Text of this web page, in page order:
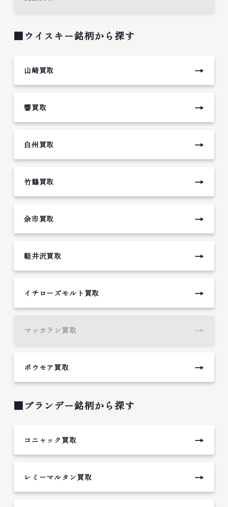
■ウイスキー銘柄から探す
山崎買取 →
響買取 →
白州買取 →
竹鶴買取 →
余市買取 →
軽井沢買取 →
イチローズモルト買取 →
マッカラン買取 →
ボウモア買取 →
■ブランデー銘柄から探す
コニャック買取 →
レミーマルタン買取 →